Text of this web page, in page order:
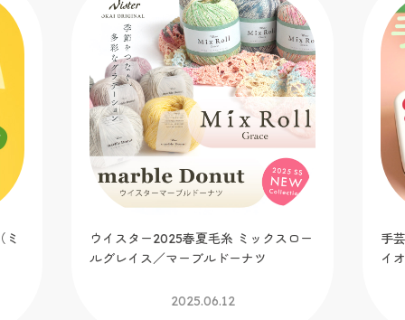
ミ
ウイスター2025春夏毛糸 ミックスロー
ルグレイス／マーブルドーナツ
2025.06.12
手
イ